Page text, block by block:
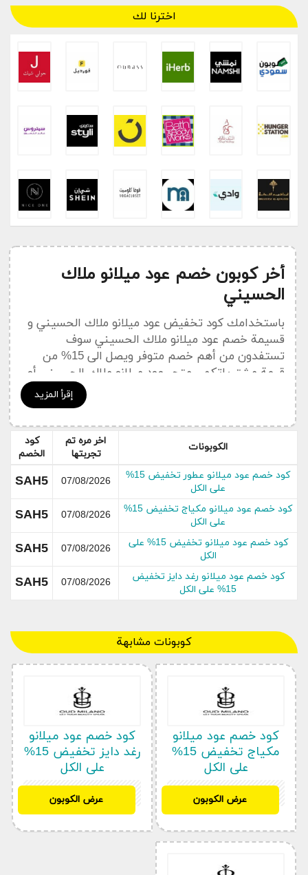
اخترنا لك
إقرأ المزيد
أخر كوبون خصم عود ميلانو ملاك
الحسيني
باستخدامك كود تخفيض عود ميلانو ملاك الحسيني و
قسيمة خصم عود ميلانو ملاك الحسيني سوف
تستفدون من أهم خصم متوفر ويصل الى 15% من
قيمة مشترياتكم . متجر عود ميلانو ملاك الحسيني أو
عود ميلانو ملاك
و هو من بين العروض و الخصومات المهمة
التي يعمل كوبون سعودي على نشرها في هدا القسم
الخاص بجديد التخفيضات و العروض Oudmilano .
يمكنكم الإضطلاع على جميع
أكواد خصم
ملاك الحسيني Oudmilano من خلال قسم خاص
بكوبونات عود ميلانو ملاك الحسيني
عن عود ميلانو ملاك الحسيني
جميع أقسام متجر عود ميلانو
إكسسوارات
العناية
“هذه التخفيضات و أكواد الخصم تعمل الشركة على
نشرها في التطبيق نفسه أو في صفحاتها على مواقع
الكوبونات
اخر مره تم
تجربتها
كود
الخصم
كود خصم عود ميلانو عطور تخفيض 15%
على الكل
07/08/2026
SAH5
كود خصم عود ميلانو مكياج تخفيض 15%
على الكل
07/08/2026
SAH5
كود خصم عود ميلانو تخفيض 15% على
الكل
07/08/2026
SAH5
كود خصم عود ميلانو رغد دايز تخفيض
15% على الكل
07/08/2026
SAH5
كوبونات مشابهة
كود خصم عود ميلانو
رغد دايز تخفيض 15%
على الكل
عرض الكوبون
كود خصم عود ميلانو
مكياج تخفيض 15%
على الكل
عرض الكوبون